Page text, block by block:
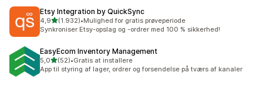
Etsy Integration by QuickSync
4,9ud af 5 stjerner
(1.932)
1932 anmeldelser i alt
•Mulighed for gratis prøveperiode
Synkroniser Etsy-opslag og -ordrer med 100 % sikkerhed!
EasyEcom Inventory Management
5,0ud af 5 stjerner
(52)
52 anmeldelser i alt
•Gratis at installere
App til styring af lager, ordrer og forsendelse på tværs af kanaler